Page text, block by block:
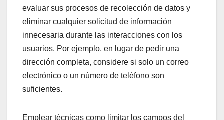
evaluar sus procesos de recolección de datos y
eliminar cualquier solicitud de información
innecesaria durante las interacciones con los
usuarios. Por ejemplo, en lugar de pedir una
dirección completa, considere si solo un correo
electrónico o un número de teléfono son
suficientes.
Emplear técnicas como limitar los campos del